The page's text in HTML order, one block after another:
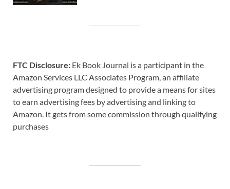
FTC Disclosure: Ek Book Journal is a participant in the
Amazon Services LLC Associates Program, an affiliate
advertising program designed to provide a means for sites
to earn advertising fees by advertising and linking to
Amazon. It gets from some commission through qualifying
purchases